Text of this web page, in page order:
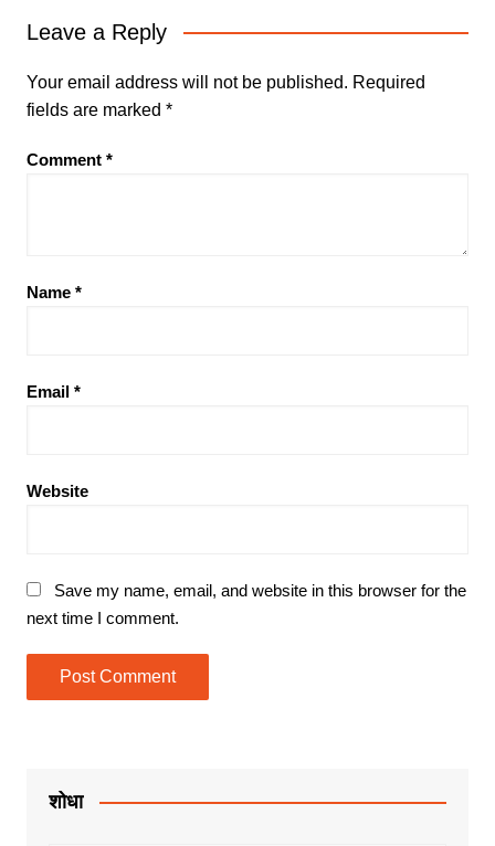
Leave a Reply
Your email address will not be published. Required
fields are marked *
Comment *
Name *
Email *
Website
Save my name, email, and website in this browser for the
next time I comment.
शोधा